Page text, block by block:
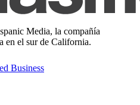
Media, la compañía
en el sur de California.
Business